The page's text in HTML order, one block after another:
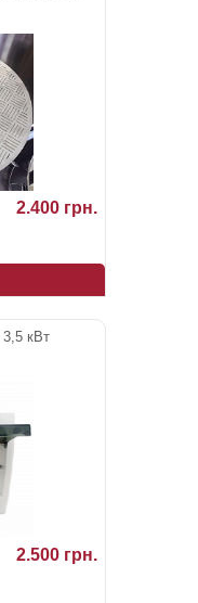
2.400 грн.
кВт
2.500 грн.